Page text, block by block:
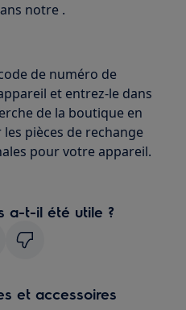
notre .
de numéro de
et entrez-le dans
de la boutique en
pièces de rechange
pour votre appareil.
a-t-il été utile ?
et accessoires